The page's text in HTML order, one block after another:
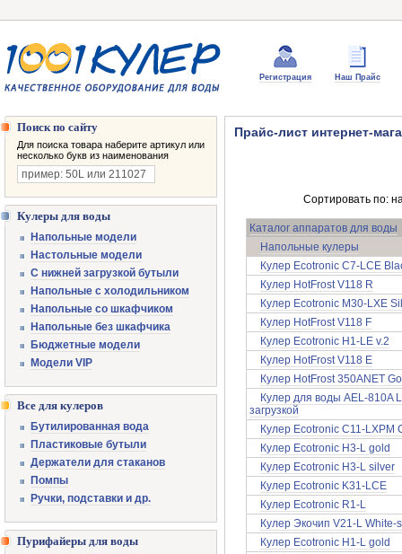
Регистрация Наш Прайс
Прайс-лист интернет-
Сортировать по:
Каталог аппаратов для воды
Напольные кулеры
Кулер Ecotronic C7-LCE
Кулер HotFrost V118 R
Кулер Ecotronic M30-LXE
Кулер HotFrost V118 F
Кулер Ecotronic H1-LE v.2
Кулер HotFrost V118 E
Кулер HotFrost 350ANET
Кулер для воды AEL-810A
загрузкой
Кулер Ecotronic C11-LXPM
Кулер Ecotronic H3-L gold
Кулер Ecotronic H3-L silver
Кулер Ecotronic K31-LCE
Кулер Ecotronic R1-L
Кулер Экочип V21-L White-
Кулер Ecotronic H1-L gold
Поиск по сайту
Для поиска товара наберите артикул или
несколько букв из наименования
Кулеры для воды
Напольные модели
Настольные модели
С нижней загрузкой бутыли
Напольные с холодильником
Напольные со шкафчиком
Напольные без шкафчика
Бюджетные модели
Модели VIP
Все для кулеров
Бутилированная вода
Пластиковые бутыли
Держатели для стаканов
Помпы
Ручки, подставки и др.
Пурифайеры для воды